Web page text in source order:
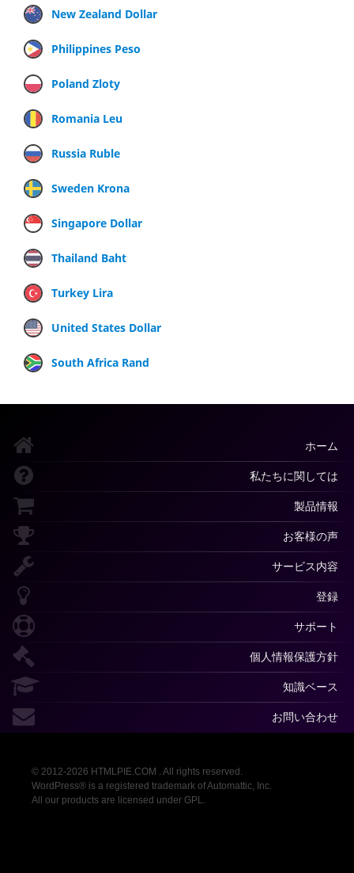
New Zealand Dollar
Philippines Peso
Poland Zloty
Romania Leu
Russia Ruble
Sweden Krona
Singapore Dollar
Thailand Baht
Turkey Lira
United States Dollar
South Africa Rand
ホーム
私たちに関しては
製品情報
お客様の声
サービス内容
登録
サポート
個人情報保護方針
知識ベース
お問い合わせ
© 2012-2026 HTMLPIE.COM . All rights reserved.
WordPress® is a registered trademark of Automattic, Inc.
All our products are licensed under GPL.